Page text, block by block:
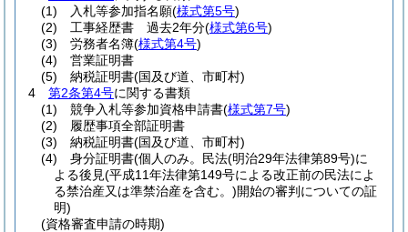
(1)
入札等参加指名願(様式第5号)
(2)
工事経歴書 過去2年分(様式第6号)
(3)
労務者名簿(様式第4号)
(4)
営業証明書
(5)
納税証明書(国及び道、市町村)
4
第2条第4号に関する書類
(1)
競争入札等参加資格申請書(様式第7号)
(2)
履歴事項全部証明書
(3)
納税証明書(国及び道、市町村)
(4)
身分証明書(個人のみ。民法(明治29年法律第89号)に
よる後見(平成11年法律第149号による改正前の民法によ
る禁治産又は準禁治産を含む。)開始の審判についての証
明)
(資格審査申請の時期)